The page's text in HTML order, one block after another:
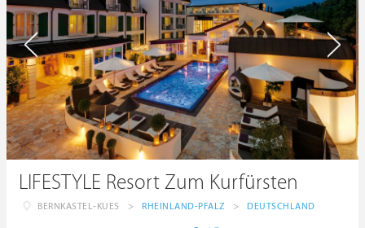
LIFESTYLE Resort Zum Kurfürsten
BERNKASTEL-KUES > RHEINLAND-PFALZ > DEUTSCHLAND